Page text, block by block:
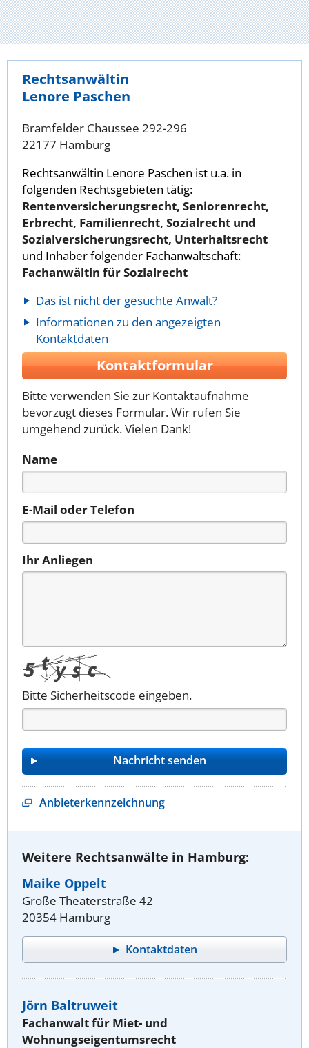
Rechtsanwältin
Lenore Paschen
Bramfelder Chaussee 292-296
22177 Hamburg
Rechtsanwältin Lenore Paschen ist u.a. in
folgenden Rechtsgebieten tätig:
Rentenversicherungsrecht, Seniorenrecht,
Erbrecht, Familienrecht, Sozialrecht und
Sozialversicherungsrecht, Unterhaltsrecht
und Inhaber folgender Fachanwaltschaft:
Fachanwältin für Sozialrecht
Das ist nicht der gesuchte Anwalt?
Informationen zu den angezeigten
Kontaktdaten
Kontaktformular
Bitte verwenden Sie zur Kontaktaufnahme
bevorzugt dieses Formular. Wir rufen Sie
umgehend zurück. Vielen Dank!
Name
E-Mail oder Telefon
Ihr Anliegen
Bitte Sicherheitscode eingeben.
Anbieterkennzeichnung
Weitere Rechtsanwälte in Hamburg:
Maike Oppelt
Große Theaterstraße 42
20354 Hamburg
Kontaktdaten
Jörn Baltruweit
Fachanwalt für Miet- und
Wohnungseigentumsrecht